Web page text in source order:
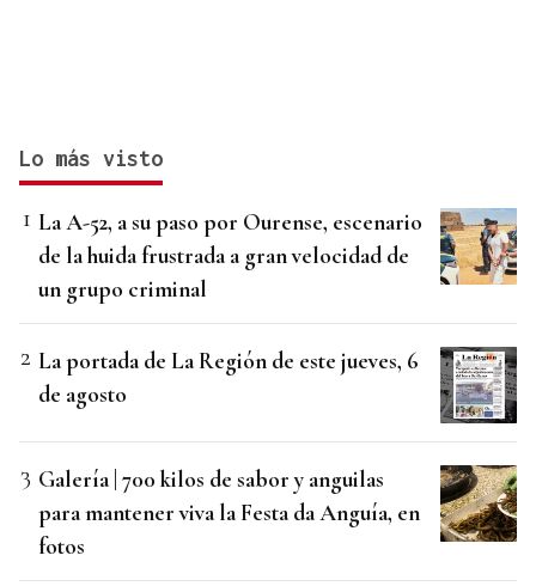
Lo más visto
La A-52, a su paso por Ourense, escenario
de la huida frustrada a gran velocidad de
un grupo criminal
La portada de La Región de este jueves, 6
de agosto
Galería | 700 kilos de sabor y anguilas
para mantener viva la Festa da Anguía, en
fotos